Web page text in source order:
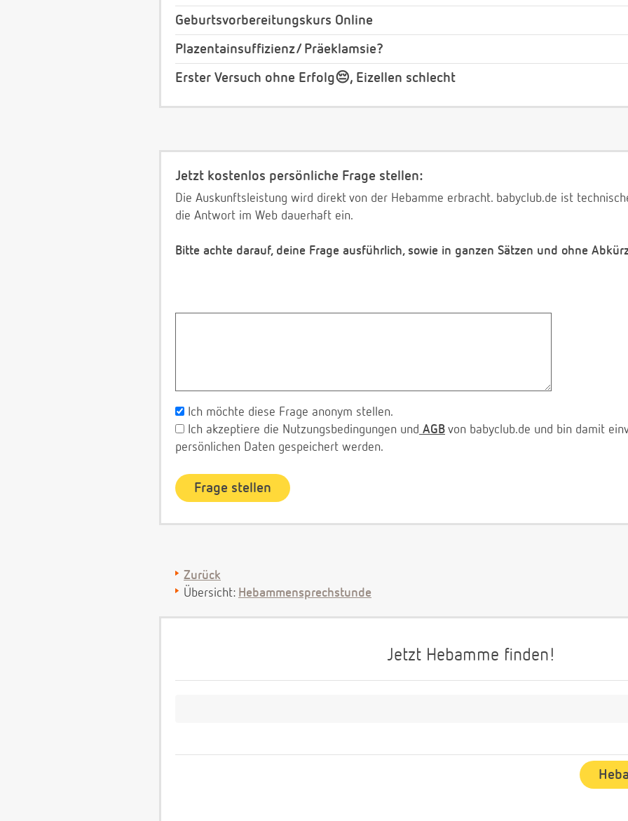
Geburtsvorbereitungskurs Online
Plazentainsuffizienz/ Präeklamsie?
Erster Versuch ohne Erfolg😔, Eizellen schlecht
Jetzt kostenlos persönliche Frage stellen:
Die Auskunftsleistung wird direkt von der Hebamme erbracht. babyclub.de ist
die Antwort im Web dauerhaft ein.
Bitte achte darauf, deine Frage ausführlich, sowie in ganzen Sätzen und ohne
Ich möchte diese Frage anonym stellen.
Ich akzeptiere die Nutzungsbedingungen und AGB von babyclub.de und bin damit
persönlichen Daten gespeichert werden.
Zurück
Übersicht: Hebammensprechstunde
Jetzt Hebamme finden!